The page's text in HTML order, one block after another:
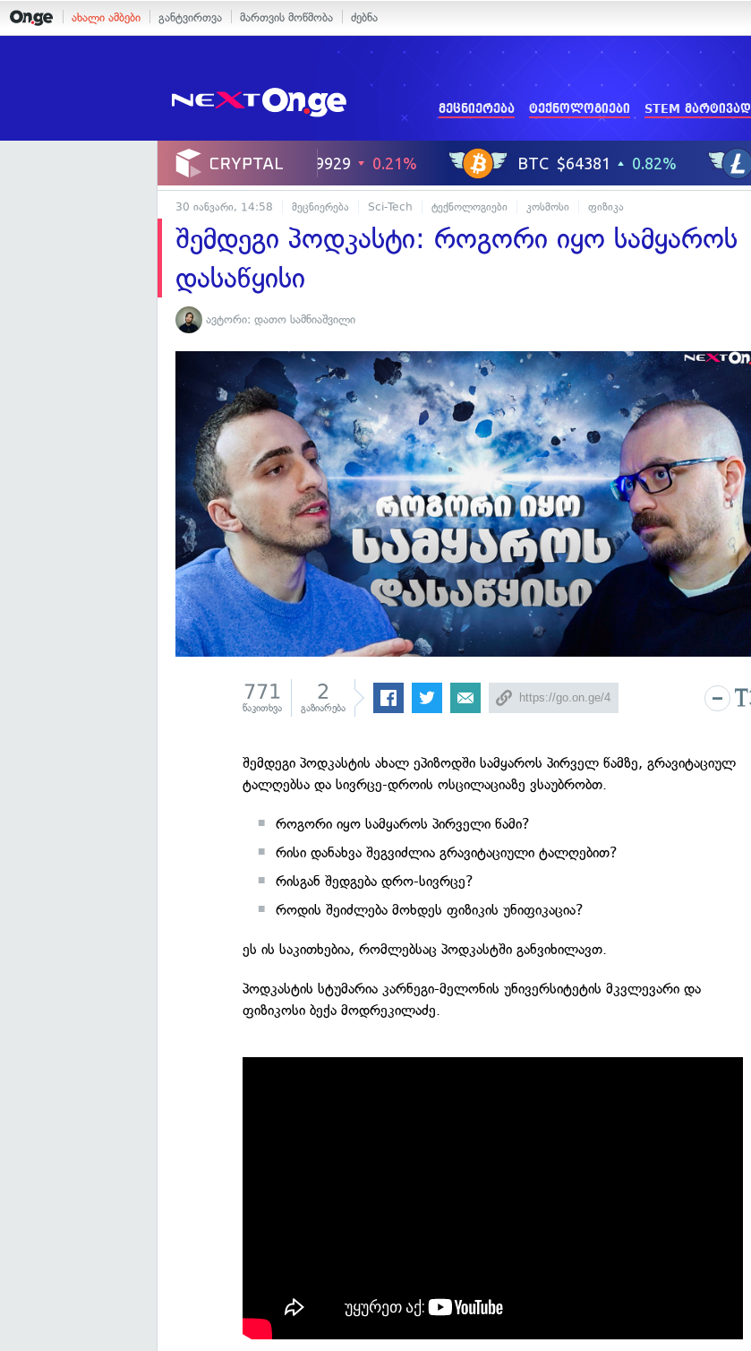
ახალი ამბები განტვირთვა მართვის მოწმობა ძებნა
მეცნიერება ტექნოლოგიები STEM მარტივად
30 იანვარი, 14:58 მეცნიერება Sci-Tech ტექნოლოგიები კოსმოსი ფიზიკა
შემდეგი პოდკასტი: როგორი იყო სამყაროს
დასაწყისი
ავტორი: დათო სამნიაშვილი
771
წაკითხვა
2
გაზიარება
შემდეგი პოდკასტის ახალ ეპიზოდში სამყაროს პირველ წამზე, გრავიტაციულ
ტალღებსა და სივრცე-დროის ოსცილაციაზე ვსაუბრობთ.
როგორი იყო სამყაროს პირველი წამი?
რისი დანახვა შეგვიძლია გრავიტაციული ტალღებით?
რისგან შედგება დრო-სივრცე?
როდის შეიძლება მოხდეს ფიზიკის უნიფიკაცია?
ეს ის საკითხებია, რომლებსაც პოდკასტში განვიხილავთ.
პოდკასტის სტუმარია კარნეგი-მელონის უნივერსიტეტის მკვლევარი და
ფიზიკოსი ბექა მოდრეკილაძე.